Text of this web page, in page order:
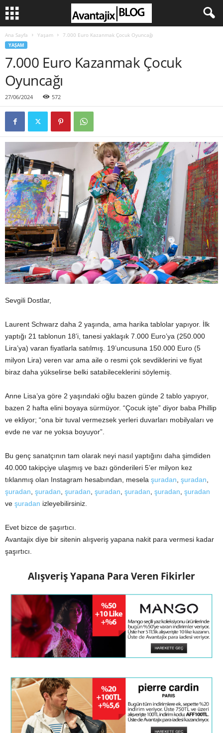
Ana Sayfa Yaşam 7.000 Euro Kazanmak Çocuk Oyuncağı
YAŞAM
7.000 Euro Kazanmak Çocuk
Oyuncağı
27/06/2024 572
Sevgili Dostlar,
Laurent Schwarz daha 2 yaşında, ama harika tablolar yapıyor. İlk
yaptığı 21 tablonun 18’i, tanesi yaklaşık 7.000 Euro’ya (250.000
Lira’ya) varan fiyatlarla satılmış. 19’uncusuna 150.000 Euro (5
milyon Lira) veren var ama aile o resmi çok sevdiklerini ve fiyat
biraz daha yükselirse belki satabileceklerini söylemiş.
Anne Lisa’ya göre 2 yaşındaki oğlu bazen günde 2 tablo yapıyor,
bazen 2 hafta elini boyaya sürmüyor. “Çocuk işte” diyor baba Phillip
ve ekliyor; “ona bir tuval vermezsek yerleri duvarları mobilyaları ve
evde ne var ne yoksa boyuyor”.
Bu genç sanatçının tam olarak neyi nasıl yaptığını daha şimdiden
40.000 takipçiye ulaşmış ve bazı gönderileri 5’er milyon kez
tıklanmış olan Instagram hesabından, mesela şuradan, şuradan,
şuradan, şuradan, şuradan, şuradan, şuradan, şuradan, şuradan
ve şuradan izleyebilirsiniz.
Evet bizce de şaşırtıcı.
Avantajix diye bir sitenin alışveriş yapana nakit para vermesi kadar
şaşırtıcı.
Alışveriş Yapana Para Veren Fikirler